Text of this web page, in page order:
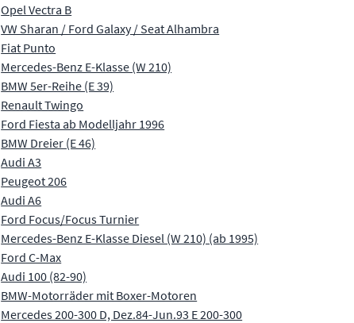
Opel Vectra B
VW Sharan / Ford Galaxy / Seat Alhambra
Fiat Punto
Mercedes-Benz E-Klasse (W 210)
BMW 5er-Reihe (E 39)
Renault Twingo
Ford Fiesta ab Modelljahr 1996
BMW Dreier (E 46)
Audi A3
Peugeot 206
Audi A6
Ford Focus/Focus Turnier
Mercedes-Benz E-Klasse Diesel (W 210) (ab 1995)
Ford C-Max
Audi 100 (82-90)
BMW-Motorräder mit Boxer-Motoren
Mercedes 200-300 D, Dez.84-Jun.93 E 200-300